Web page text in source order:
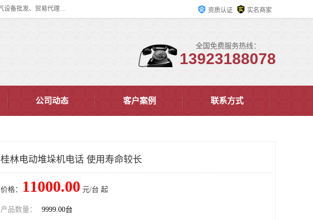
佛山市皇加力机械设备有限公司成立于2017年，注册地位于佛山市南海区。经营范围包括：其他机械设备及电子产品批发、电气设备批发、贸易代理、五金产品批发等；主要产品有：移动式登车桥、叉车装卸货平台、移动式升降机、升降货梯、油桶夹具、电动堆高车。 资质认证 实名商家
全国免费服务热线：
13923188078
公司动态 客户案例 联系方式
桂林电动堆垛机电话 使用寿命较长
价格： 11000.00 元/台 起
产品数量： 9999.00台